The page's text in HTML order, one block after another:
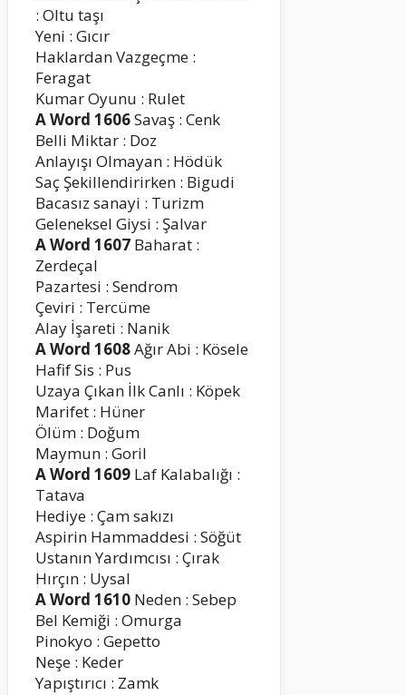
: Oltu taşı
Yeni : Gıcır
Haklardan Vazgeçme :
Feragat
Kumar Oyunu : Rulet
A Word 1606Savaş : Cenk
Belli Miktar : Doz
Anlayışı Olmayan : Hödük
Saç Şekillendirirken : Bigudi
Bacasız sanayi : Turizm
Geleneksel Giysi : Şalvar
A Word 1607 Baharat :
Zerdeçal
Pazartesi : Sendrom
Çeviri : Tercüme
Alay İşareti : Nanik
A Word 1608Ağır Abi : Kösele
Hafif Sis : Pus
Uzaya Çıkan İlk Canlı : Köpek
Marifet : Hüner
Ölüm : Doğum
Maymun : Goril
A Word 1609 Laf Kalabalığı :
Tatava
Hediye : Çam sakızı
Aspirin Hammaddesi : Söğüt
Ustanın Yardımcısı : Çırak
Hırçın : Uysal
A Word 1610 Neden : Sebep
Bel Kemiği : Omurga
Pinokyo : Gepetto
Neşe : Keder
Yapıştırıcı : Zamk